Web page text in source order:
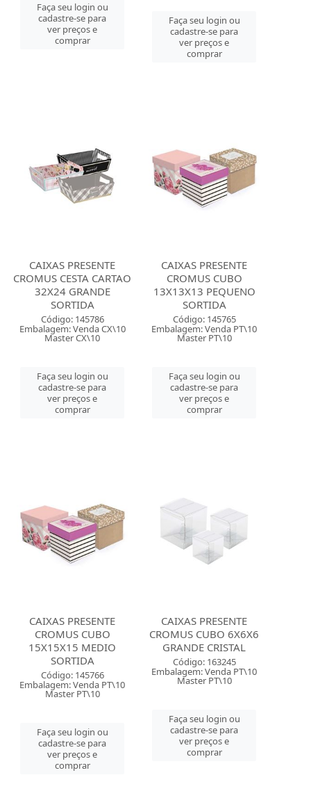
Faça seu login ou
cadastre-se para
ver preços e
comprar
Faça seu login ou
cadastre-se para
ver preços e
comprar
CAIXAS PRESENTE
CROMUS CESTA CARTAO
32X24 GRANDE
SORTIDA
Código: 145786
Embalagem: Venda CX\10
Master CX\10
Faça seu login ou
cadastre-se para
ver preços e
comprar
CAIXAS PRESENTE
CROMUS CUBO
13X13X13 PEQUENO
SORTIDA
Código: 145765
Embalagem: Venda PT\10
Master PT\10
Faça seu login ou
cadastre-se para
ver preços e
comprar
CAIXAS PRESENTE
CROMUS CUBO
15X15X15 MEDIO
SORTIDA
Código: 145766
Embalagem: Venda PT\10
Master PT\10
Faça seu login ou
cadastre-se para
ver preços e
comprar
CAIXAS PRESENTE
CROMUS CUBO 6X6X6
GRANDE CRISTAL
Código: 163245
Embalagem: Venda PT\10
Master PT\10
Faça seu login ou
cadastre-se para
ver preços e
comprar